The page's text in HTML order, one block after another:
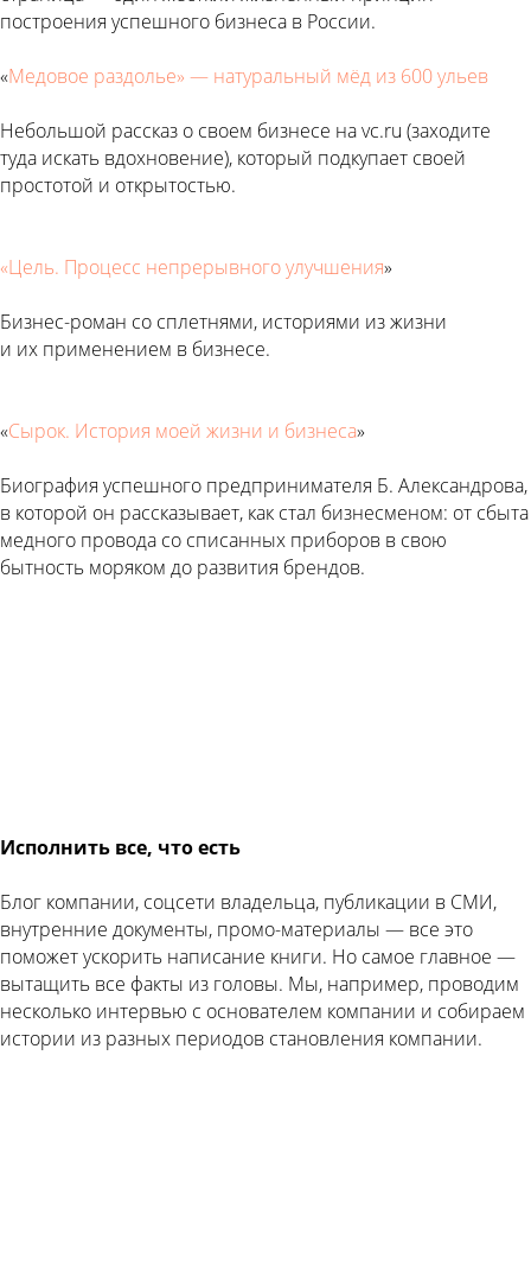
построения успешного бизнеса в России.
«Медовое раздолье» — натуральный мёд из 600 ульев
Небольшой рассказ о своем бизнесе на vc.ru (заходите
туда искать вдохновение), который подкупает своей
простотой и открытостью.
«Цель. Процесс непрерывного улучшения»
Бизнес-роман со сплетнями, историями из жизни
и их применением в бизнесе.
«Сырок. История моей жизни и бизнеса»
Биография успешного предпринимателя Б. Александрова,
в которой он рассказывает, как стал бизнесменом: от сбыта
медного провода со списанных приборов в свою
бытность моряком до развития брендов.
Исполнить все, что есть
Блог компании, соцсети владельца, публикации в СМИ,
внутренние документы, промо-материалы — все это
поможет ускорить написание книги. Но самое главное —
вытащить все факты из головы. Мы, например, проводим
несколько интервью с основателем компании и собираем
истории из разных периодов становления компании.